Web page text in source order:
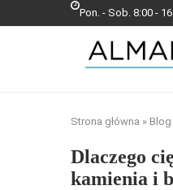
Pon. - Sob. 8:00 -
Strona główna » Blog
Dlaczego
kamienia i